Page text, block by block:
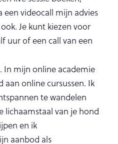
een videocall mijn advies
Je kunt kiezen voor
uur of een call van een
. In mijn online academie
aan online cursussen. Ik
te wandelen
lichaamstaal van je hond
en ik
aanbod als